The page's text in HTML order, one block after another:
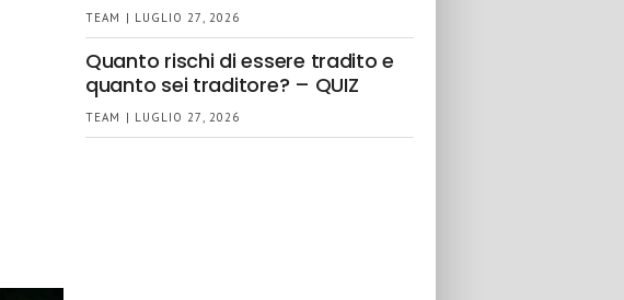
TEAM | LUGLIO 27, 2026
Quanto rischi di essere tradito e
quanto sei traditore? – QUIZ
TEAM | LUGLIO 27, 2026